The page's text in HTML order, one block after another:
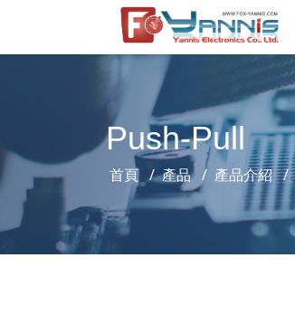
Push-Pull
首頁 產品 產品介紹